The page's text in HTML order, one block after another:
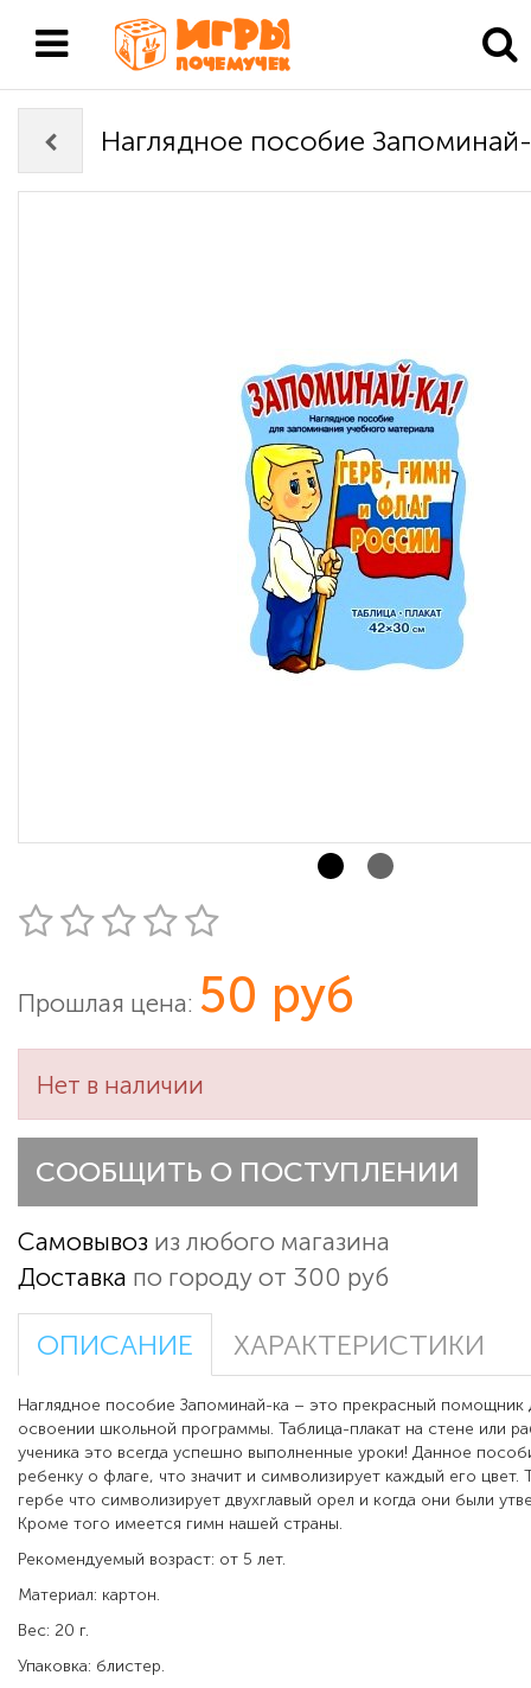
Наглядное пособие
Прошлая цена: 50 руб
Нет в наличии
СООБЩИТЬ О ПОСТУПЛЕНИИ
Самовывоз из любого магазина
Доставка по городу от 300 руб
ОПИСАНИЕ ХАРАКТЕРИСТИКИ
Наглядное пособие Запоминай-ка – это прекрасный помощник
освоении школьной программы. Таблица-плакат на стене или
ученика это всегда успешно выполненные уроки! Данное
ребенку о флаге, что значит и символизирует каждый его цвет.
гербе что символизирует двухглавый орел и когда они были
Кроме того имеется гимн нашей страны.
Рекомендуемый возраст: от 5 лет.
Материал: картон.
Вес: 20 г.
Упаковка: блистер.